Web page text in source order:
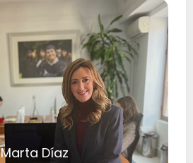
Marta Díaz